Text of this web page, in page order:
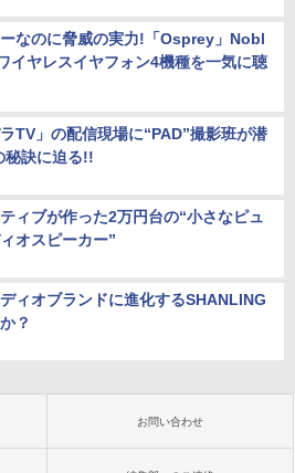
なのに脅威の実力!「Osprey」Nobl
イヤレスイヤフォン4機種を一気に聴
ラTV」の配信現場に“PAD”撮影班が潜
秘訣に迫る!!
ィブが作った2万円台の“小さなピュ
オスピーカー”
ィオブランドに進化するSHANLING
？
お問い合わせ